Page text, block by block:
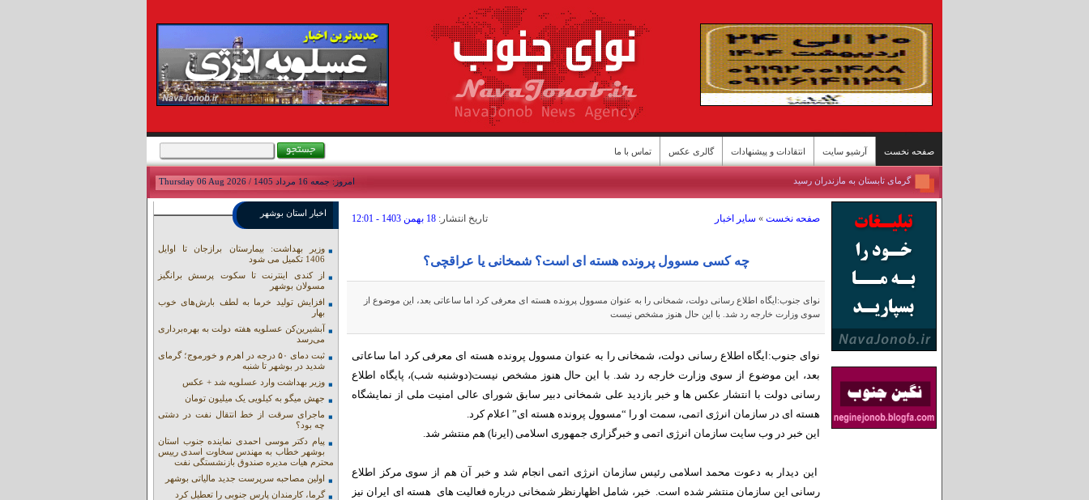
صفحه نخست آرشیو سایت انتقادات و پیشنهادات گالری عکس تماس با ما
مسابقات اسبدوانی کورس بهاره گنبدکاووس
برداشت برنج از شالیزارهای شمال - سوادکوه
تازه‌ترین وضعیت تنگه هرمز
مسابقات کشتی سنتی لوچو - روستای چرات
روستای گردشگری قلات - شیراز
پل محور «رودان - بندرعباس» پس حمله آمریکا
بندرعباس جان ایران
مسافران دریاچه «زنده» ارومیه
گرمای تابستان به مازندران رسید
امروز: جمعه 16 مرداد 1405 / Thursday 06 Aug 2026
صفحه نخست » سایر اخبار تاريخ انتشار: 18 بهمن 1403 - 12:01
چه کسی مسوول پرونده هسته ای است؟ شمخانی یا عراقچی؟
نوای جنوب:ایگاه اطلاع رسانی دولت، شمخانی را به عنوان مسوول پرونده هسته ای معرفی کرد اما ساعاتی بعد، این موضوع از
سوی وزارت خارجه رد شد. با این حال هنوز مشخص نیست
نوای جنوب:ایگاه اطلاع رسانی دولت، شمخانی را به عنوان مسوول پرونده هسته ای معرفی کرد اما ساعاتی
بعد، این موضوع از سوی وزارت خارجه رد شد. با این حال هنوز مشخص نیست(دوشنبه شب)، پایگاه اطلاع
رسانی دولت با انتشار عکس ها و خبر بازدید علی شمخانی دبیر سابق شورای عالی امنیت ملی از نمایشگاه
هسته ای در سازمان انرژی اتمی، سمت او را “مسوول پرونده هسته ای” اعلام کرد.
این خبر در وب سایت سازمان انرژی اتمی و خبرگزاری جمهوری اسلامی (ایرنا) هم منتشر شد.
این دیدار به دعوت محمد اسلامی رئیس سازمان انرژی اتمی انجام شد و خبر آن هم از سوی مرکز اطلاع
رسانی این سازمان منتشر شده است. خبر، شامل اظهارنظر شمخانی درباره فعالیت های هسته ای ایران نیز
اخبار استان بوشهر
وزیر بهداشت: بیمارستان برازجان تا اوایل
1406 تکمیل می شود
از کندی اینترنت تا سکوت پرسش برانگیز
مسولان بوشهر
افزایش تولید خرما به لطف بارش‌های خوب
بهار
آبشیرین‌کن عسلویه هفته دولت به بهره‌برداری
می‌رسد
ثبت دمای ۵۰ درجه در اهرم و خورموج؛ گرمای
شدید در بوشهر تا شنبه
وزیر بهداشت وارد عسلویه شد + عکس
جهش میگو به کیلویی یک میلیون تومان
ماجرای سرقت از خط انتقال نفت در دشتی
چه بود؟
پیام دکتر موسی احمدی نماینده جنوب استان
بوشهر خطاب به مهندس سخاوت اسدی رییس
محترم هیات مدیره صندوق بازنشستگی نفت
اولین مصاحبه سرپرست جدید مالیاتی بوشهر
گرما، کارمندان پارس جنوبی را تعطیل کرد